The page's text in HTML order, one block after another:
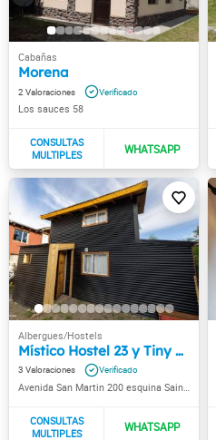
Morena
2
Los sauces 58
Místico Hostel 23 y Tiny House
3
Avenida San Martin 200 esquina Saint Exupery